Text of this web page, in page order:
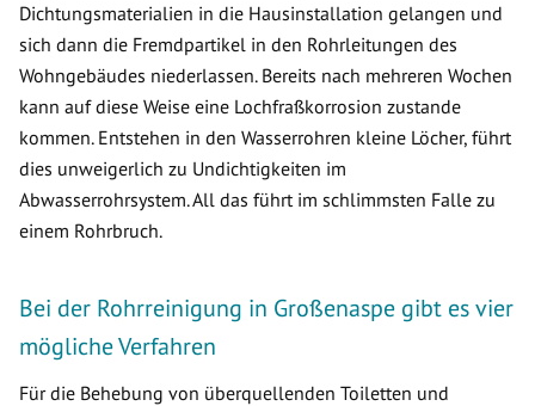
Dichtungsmaterialien in die Hausinstallation gelangen und
sich dann die Fremdpartikel in den Rohrleitungen des
Wohngebäudes niederlassen. Bereits nach mehreren Wochen
kann auf diese Weise eine Lochfraßkorrosion zustande
kommen. Entstehen in den Wasserrohren kleine Löcher, führt
dies unweigerlich zu Undichtigkeiten im
Abwasserrohrsystem. All das führt im schlimmsten Falle zu
einem Rohrbruch.
Bei der Rohrreinigung in Großenaspe gibt es vier
mögliche Verfahren
Für die Behebung von überquellenden Toiletten und